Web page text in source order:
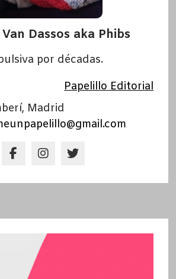
Dassos aka Phibs
por décadas.
Papelillo Editorial
Madrid